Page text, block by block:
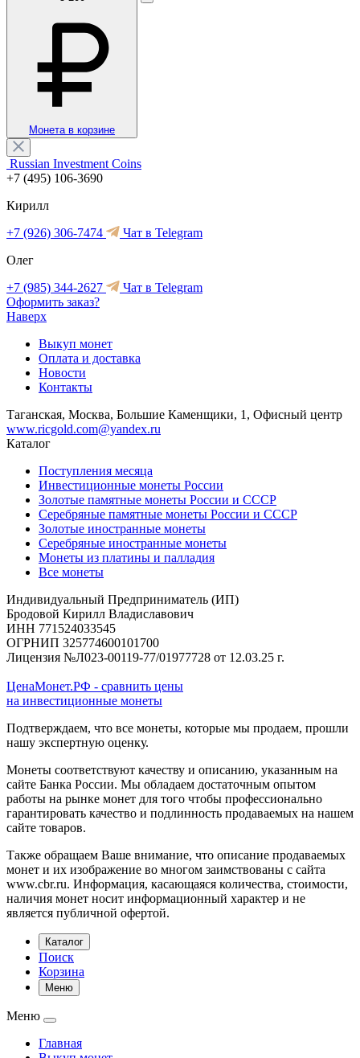
Монета в корзине
Russian Investment Coins
+7 (495) 106-3690
Кирилл
+7 (926) 306-7474
Чат в Telegram
Олег
+7 (985) 344-2627
Чат в Telegram
Оформить заказ?
Наверх
Выкуп монет
Оплата и доставка
Новости
Контакты
Таганская, Москва, Большие Каменщики, 1, Офисный центр
www.ricgold.com@yandex.ru
Каталог
Поступления месяца
Инвестиционные монеты России
Золотые памятные монеты России и СССР
Серебряные памятные монеты России и СССР
Золотые иностранные монеты
Серебряные иностранные монеты
Монеты из платины и палладия
Все монеты
Индивидуальный Предприниматель (ИП)
Бродовой Кирилл Владиславович
ИНН 771524033545
ОГРНИП 325774600101700
Лицензия №Л023-00119-77/01977728 от 12.03.25 г.
ЦенаМонет.РФ - сравнить цены
на инвестиционные монеты
Подтверждаем, что все монеты, которые мы продаем, прошли
нашу экспертную оценку.
Монеты соответствуют качеству и описанию, указанным на
сайте Банка России. Мы обладаем достаточным опытом
работы на рынке монет для того чтобы профессионально
гарантировать качество и подлинность продаваемых на нашем
сайте товаров.
Также обращаем Ваше внимание, что описание продаваемых
монет и их изображение во многом заимствованы с сайта
www.cbr.ru. Информация, касающаяся количества, стоимости,
наличия монет носит информационный характер и не
является публичной офертой.
Каталог
Поиск
Корзина
Меню
Меню
Главная